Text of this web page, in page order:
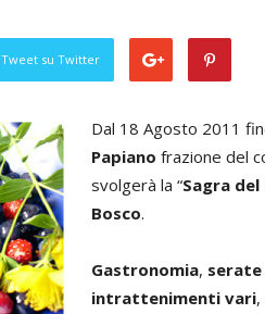
Tweet su Twitter
Dal 18 Agosto 2011
Papiano frazione del
svolgerà la “Sagra
Bosco.
Gastronomia,
intrattenimenti vari